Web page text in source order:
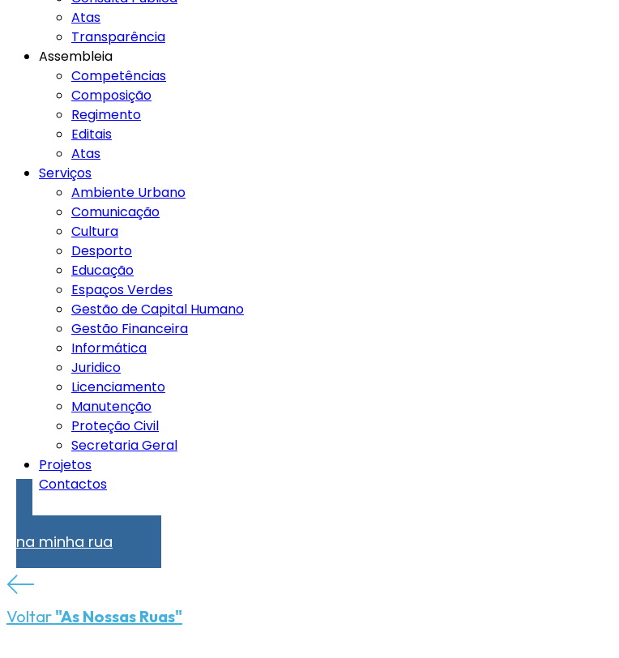
Atas
Transparência
Assembleia
Competências
Composição
Regimento
Editais
Atas
Serviços
Ambiente Urbano
Comunicação
Cultura
Desporto
Educação
Espaços Verdes
Gestão de Capital Humano
Gestão Financeira
Informática
Juridico
Licenciamento
Manutenção
Proteção Civil
Secretaria Geral
Projetos
Contactos
na minha rua
Voltar "As Nossas Ruas"